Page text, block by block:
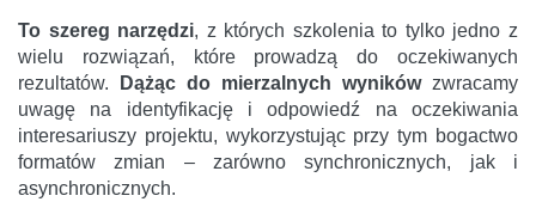
To szereg narzędzi, z których szkolenia to tylko jedno z
wielu rozwiązań, które prowadzą do oczekiwanych
rezultatów.
Dążąc do mierzalnych wynikówzwracamy
uwagę na identyfikację i odpowiedź na oczekiwania
interesariuszy projektu, wykorzystując przy tym bogactwo
formatów zmian – zarówno synchronicznych, jak i
asynchronicznych.